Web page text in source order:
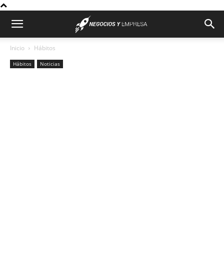
Inicio Hábitos
Hábitos Noticias